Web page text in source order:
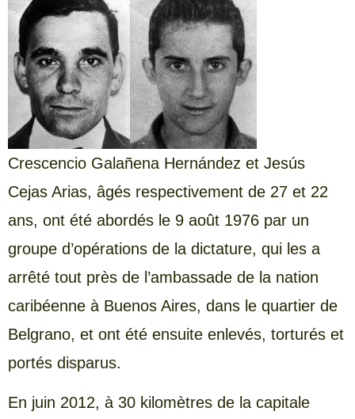
Crescencio Galañena Hernández et Jesús
Cejas Arias, âgés respectivement de 27 et 22
ans, ont été abordés le 9 août 1976 par un
groupe d’opérations de la dictature, qui les a
arrêté tout près de l’ambassade de la nation
caribéenne à Buenos Aires, dans le quartier de
Belgrano, et ont été ensuite enlevés, torturés et
portés disparus.
En juin 2012, à 30 kilomètres de la capitale